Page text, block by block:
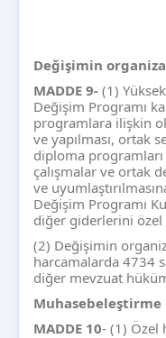
Değişimin
MADDE 9- (1)
Değişim Programı
programlara ilişkin
ve yapılması, ortak
diploma
çalışmalar ve ortak
ve
Değişim Programı
diğer giderlerini özel
(2) Değişimin
harcamalarda 4734
diğer mevzuat
Muhasebeleştirme
MADDE 10- (1) Özel